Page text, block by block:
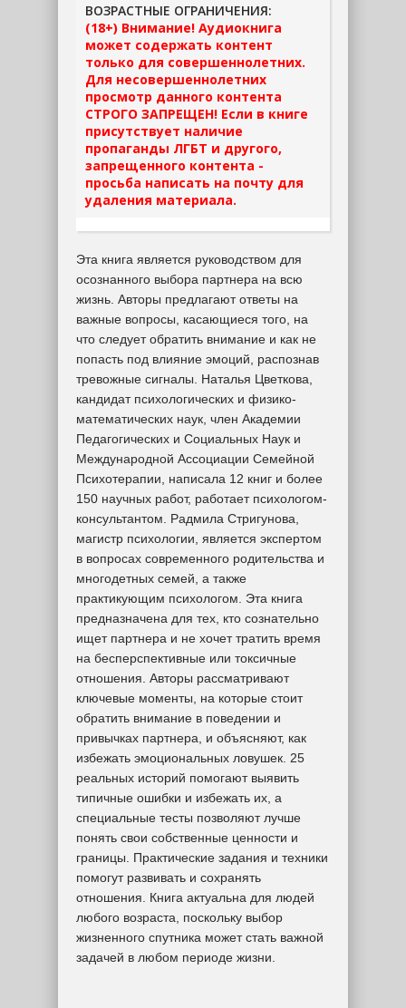
ВОЗРАСТНЫЕ ОГРАНИЧЕНИЯ:
(18+) Внимание! Аудиокнига
может содержать контент
только для совершеннолетних.
Для несовершеннолетних
просмотр данного контента
СТРОГО ЗАПРЕЩЕН! Если в книге
присутствует наличие
пропаганды ЛГБТ и другого,
запрещенного контента -
просьба написать на почту для
удаления материала.
Эта книга является руководством для
осознанного выбора партнера на всю
жизнь. Авторы предлагают ответы на
важные вопросы, касающиеся того, на
что следует обратить внимание и как не
попасть под влияние эмоций, распознав
тревожные сигналы. Наталья Цветкова,
кандидат психологических и физико-
математических наук, член Академии
Педагогических и Социальных Наук и
Международной Ассоциации Семейной
Психотерапии, написала 12 книг и более
150 научных работ, работает психологом-
консультантом. Радмила Стригунова,
магистр психологии, является экспертом
в вопросах современного родительства и
многодетных семей, а также
практикующим психологом. Эта книга
предназначена для тех, кто сознательно
ищет партнера и не хочет тратить время
на бесперспективные или токсичные
отношения. Авторы рассматривают
ключевые моменты, на которые стоит
обратить внимание в поведении и
привычках партнера, и объясняют, как
избежать эмоциональных ловушек. 25
реальных историй помогают выявить
типичные ошибки и избежать их, а
специальные тесты позволяют лучше
понять свои собственные ценности и
границы. Практические задания и техники
помогут развивать и сохранять
отношения. Книга актуальна для людей
любого возраста, поскольку выбор
жизненного спутника может стать важной
задачей в любом периоде жизни.